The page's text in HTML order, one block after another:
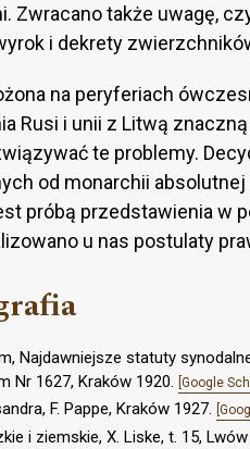
Zwracano także uwagę,
i dekrety
na peryferiach
Rusi i unii z Litwą
te problemy.
od monarchii
próbą przedstawienia w
u nas postulaty
Najdawniejsze statuty
Nr 1627, Kraków 1920. [Google
F. Pappe, Kraków 1927.
i ziemskie, X. Liske, t. 15, Lwów